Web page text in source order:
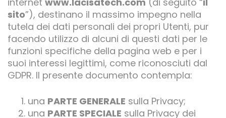
sito”), destinano il massimo impegno nella
tutela dei dati personali dei propri Utenti, pur
facendo utilizzo di alcuni di questi dati per le
funzioni specifiche della pagina web e per i
suoi interessi legittimi, come riconosciuti dal
GDPR. Il presente documento contempla:
una PARTE GENERALE sulla Privacy;
una PARTE SPECIALE sulla Privacy dei